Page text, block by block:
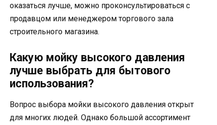
оказаться лучше, можно проконсультироваться с
продавцом или менеджером торгового зала
строительного магазина.
Какую мойку высокого давления
лучше выбрать для бытового
использования?
Вопрос выбора мойки высокого давления открыт
для многих людей. Однако большой ассортимент